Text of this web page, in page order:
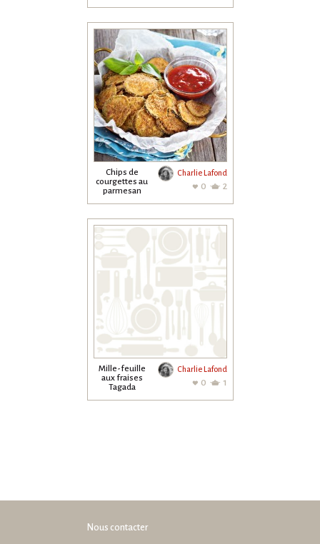
Chips de
courgettes au
parmesan
Charlie Lafond
0 2
Mille-feuille
aux fraises
Tagada
Charlie Lafond
0 1
Nous contacter